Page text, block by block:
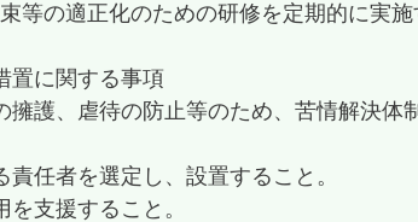
等の適正化のための研修を定期的に実施
置に関する事項
擁護、虐待の防止等のため、苦情解決体
責任者を選定し、設置すること。
を支援すること。